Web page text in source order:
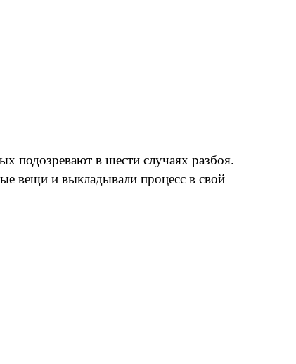
подозревают в шести случаях разбоя.
вещи и выкладывали процесс в свой